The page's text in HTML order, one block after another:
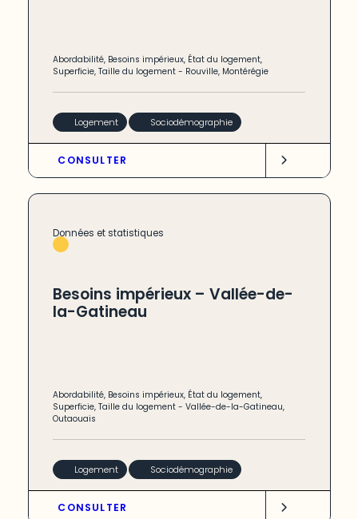
Abordabilité, Besoins impérieux, État du logement,
Superficie,Taille du logement - Rouville, Montérégie
Logement Sociodémographie
CONSULTER
Données et statistiques
Besoins impérieux – Vallée-de-
la-Gatineau
Abordabilité, Besoins impérieux, État du logement,
Superficie,Taille du logement -Vallée-de-la-Gatineau,
Outaouais
Logement Sociodémographie
CONSULTER